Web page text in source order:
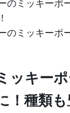
のミッキーポ
のミッキーポ
ッキー
！種類